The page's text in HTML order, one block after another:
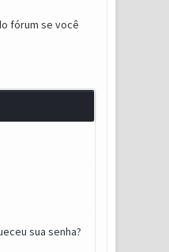
fórum se você
sua senha?